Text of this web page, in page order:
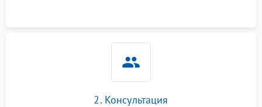
2. Консультация